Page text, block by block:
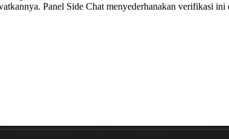
Panel Side Chat menyederhanakan verifikasi